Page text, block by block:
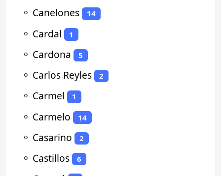
⚬ Canelones 14
⚬ Cardal 1
⚬ Cardona 5
⚬ Carlos Reyles 2
⚬ Carmel 1
⚬ Carmelo 14
⚬ Casarino 2
⚬ Castillos 6